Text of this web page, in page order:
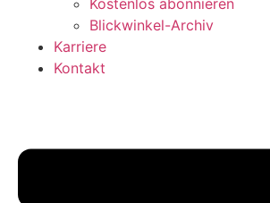
Kostenlos abonnieren
Blickwinkel-Archiv
Karriere
Kontakt